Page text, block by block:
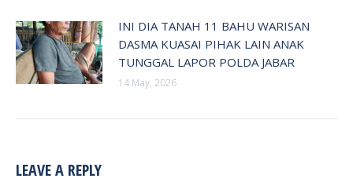
INI DIA TANAH 11 BAHU WARISAN
DASMA KUASAI PIHAK LAIN ANAK
TUNGGAL LAPOR POLDA JABAR
14 May, 2026
LEAVE A REPLY